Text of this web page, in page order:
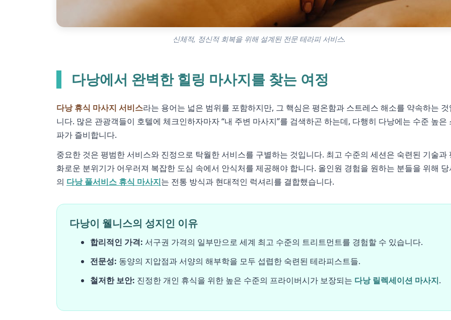
신체적, 정신적 회복을 위해 설계된 전문 테라피 서비스.
다낭에서 완벽한 힐링 마사지를 찾는 여정
다낭 휴식 마사지 서비스라는 용어는 넓은 범위를 포함하지만, 그 핵심은 평온함과 스트레스 해소를 약속하는 것
니다. 많은 관광객들이 호텔에 체크인하자마자 “내 주변 마사지”를 검색하곤 하는데, 다행히 다낭에는 수준 높은
파가 즐비합니다.
중요한 것은 평범한 서비스와 진정으로 탁월한 서비스를 구별하는 것입니다. 최고 수준의 세션은 숙련된 기술과
화로운 분위기가 어우러져 복잡한 도심 속에서 안식처를 제공해야 합니다. 올인원 경험을 원하는 분들을 위해 당
의 다낭 풀서비스 휴식 마사지는 전통 방식과 현대적인 럭셔리를 결합했습니다.
다낭이 웰니스의 성지인 이유
합리적인 가격: 서구권 가격의 일부만으로 세계 최고 수준의 트리트먼트를 경험할 수 있습니다.
전문성: 동양의 지압점과 서양의 해부학을 모두 섭렵한 숙련된 테라피스트들.
철저한 보안: 진정한 개인 휴식을 위한 높은 수준의 프라이버시가 보장되는 다낭 릴렉세이션 마사지.